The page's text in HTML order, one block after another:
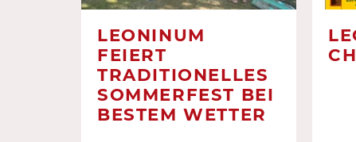
LEONINUM
FEIERT
TRADITIONELLES
SOMMERFEST BEI
BESTEM WETTER